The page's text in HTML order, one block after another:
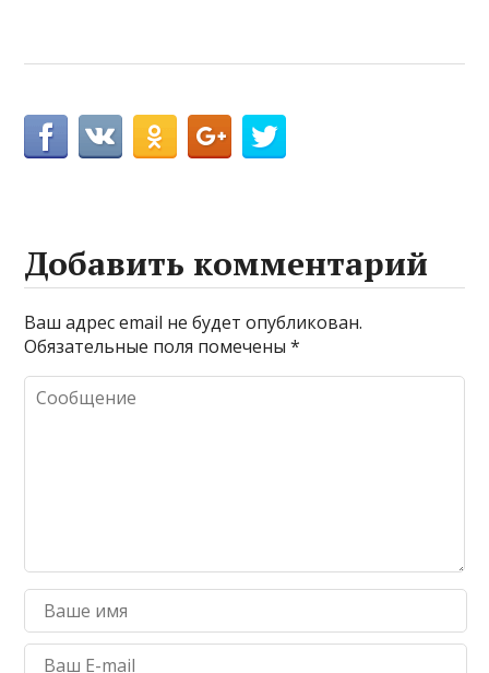
Добавить комментарий
Ваш адрес email не будет опубликован.
Обязательные поля помечены*